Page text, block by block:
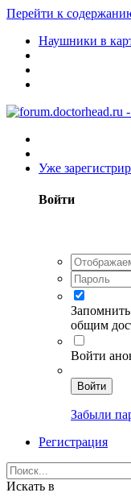
Перейти к
Наушники в
Уже
Войти
Запомнить
общим
Войти
Войти
Забыли
Регистрация
Искать в